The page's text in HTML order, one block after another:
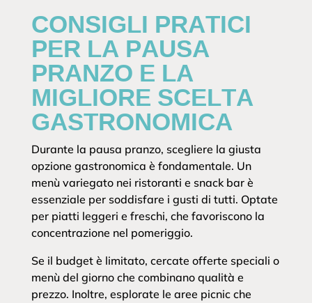
CONSIGLI PRATICI
PER LA PAUSA
PRANZO E LA
MIGLIORE SCELTA
GASTRONOMICA
Durante la pausa pranzo, scegliere la giusta
opzione gastronomica è fondamentale. Un
menù variegato nei ristoranti e snack bar è
essenziale per soddisfare i gusti di tutti. Optate
per piatti leggeri e freschi, che favoriscono la
concentrazione nel pomeriggio.
Se il budget è limitato, cercate offerte speciali o
menù del giorno che combinano qualità e
prezzo. Inoltre, esplorate le aree picnic che